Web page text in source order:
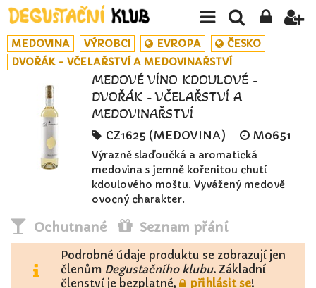
MEDOVINA VÝROBCI EVROPA
ČESKO
DVOŘÁK - VČELAŘSTVÍ A MEDOVINAŘSTVÍ
MEDOVÉ VÍNO KDOULOVÉ -
DVOŘÁK - VČELAŘSTVÍ A
MEDOVINAŘSTVÍ
CZ1625 (MEDOVINA) M0651
Výrazně slaďoučká a aromatická
medovina s jemně kořenitou chutí
kdoulového moštu. Vyvážený medově
ovocný charakter.
Ochutnané Seznam přání
Podrobné údaje produktu se zobrazují jen
členům Degustačního klubu. Základní
členství je bezplatné,
přihlásit se!